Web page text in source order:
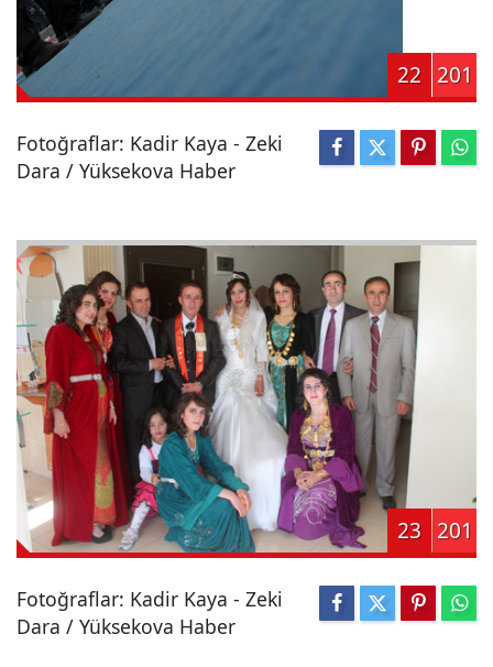
22 201
Fotoğraflar: Kadir Kaya - Zeki
Dara / Yüksekova Haber
23 201
Fotoğraflar: Kadir Kaya - Zeki
Dara / Yüksekova Haber